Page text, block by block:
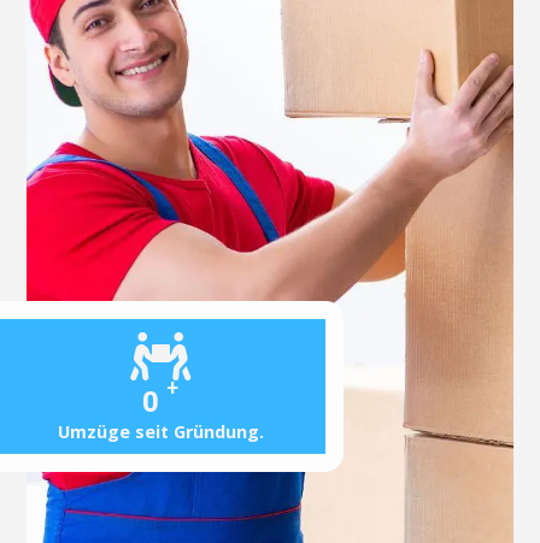
0 +
Umzüge seit Gründung.